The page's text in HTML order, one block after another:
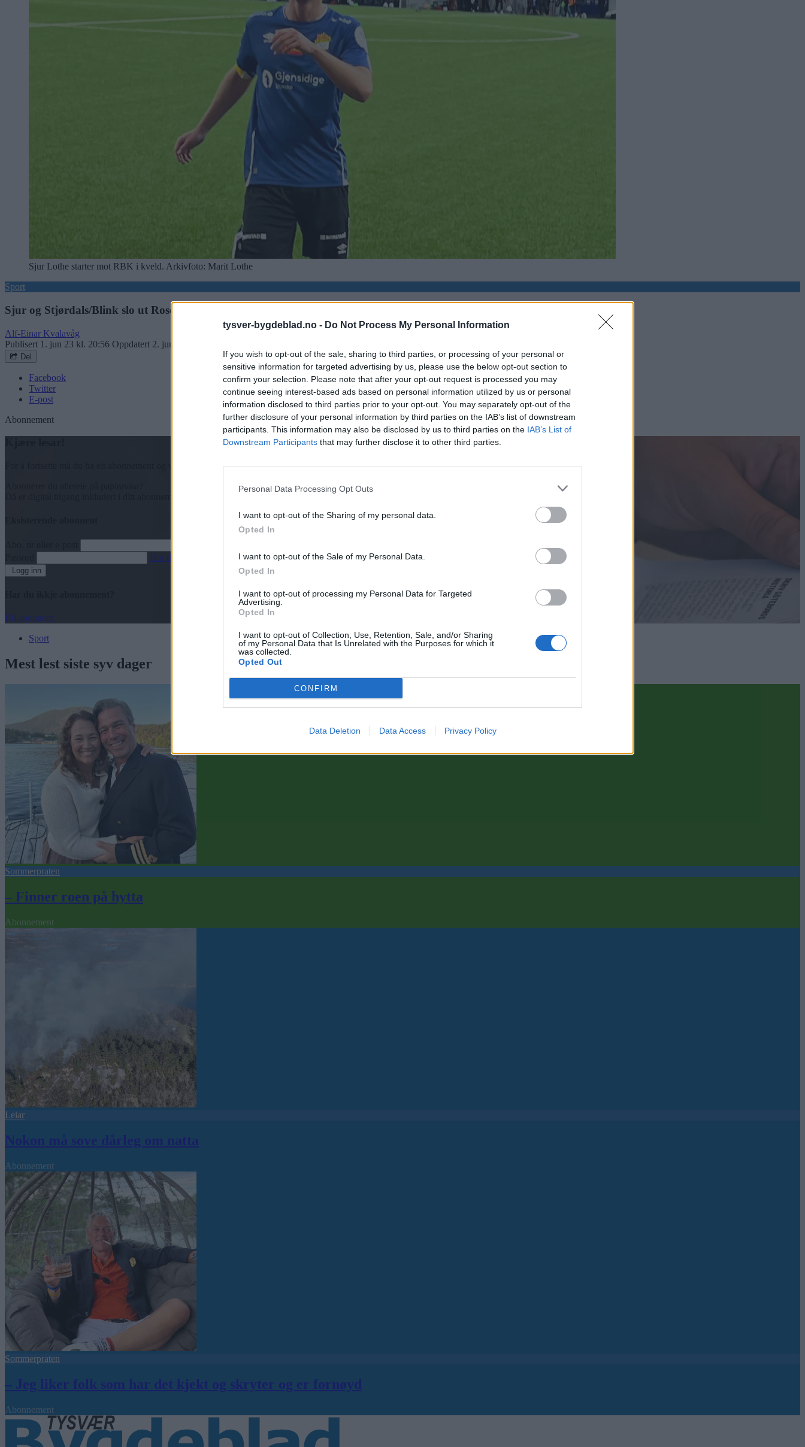
tysver-bygdeblad.no - Do Not Process My Personal Information
If you wish to opt-out of the sale, sharing to third parties, or processing of your personal or
sensitive information for targeted advertising by us, please use the below opt-out section to
confirm your selection. Please note that after your opt-out request is processed you may
continue seeing interest-based ads based on personal information utilized by us or personal
information disclosed to third parties prior to your opt-out. You may separately opt-out of the
further disclosure of your personal information by third parties on the IAB’s list of downstream
participants. This information may also be disclosed by us to third parties on the IAB’s List of
Downstream Participants that may further disclose it to other third parties.
Personal Data Processing Opt Outs
I want to opt-out of the Sharing of my personal data.
Opted In
I want to opt-out of the Sale of my Personal Data.
Opted In
I want to opt-out of processing my Personal Data for Targeted
Advertising.
Opted In
I want to opt-out of Collection, Use, Retention, Sale, and/or Sharing
of my Personal Data that Is Unrelated with the Purposes for which it
was collected.
Opted Out
CONFIRM
Data Deletion Data Access Privacy Policy
Sjur Lothe starter mot RBK i kveld. Arkivfoto: Marit Lothe
Sport
Sjur og Stjørdals/Blink slo ut Rosenborg i cupen: – Dette er helt sprøtt
Alf-Einar Kvalavåg
Publisert 1. jun 23 kl. 20:56 Oppdatert 2. jun 23 kl. 08:11
Del
Facebook
Twitter
E-post
Abonnement
Har du gløymt passordet?
Logg inn
Bli abonnent
Sport
Mest lest siste syv dager
Sommerpraten
– Finner roen på hytta
Abonnement
Leiar
Nokon må sove dårleg om natta
Abonnement
Sommerpraten
– Jeg liker folk som har det kjekt og skryter og er fornøyd
Abonnement